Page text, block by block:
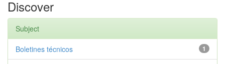
Discover
Subject
1
Boletines técnicos